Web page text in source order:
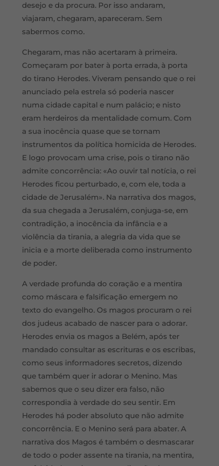
desejo e da procura. Por isso andaram,
viajaram, chegaram, apareceram. Sem
sabermos como.
Chegaram, mas não acertaram à primeira.
Começaram por bater à porta errada, à porta
do tirano Herodes. Viveram pensando que o rei
anunciado pela estrela só poderia nascer
numa cidade capital e num palácio; e nisto
eram herdeiros da mentalidade comum. Com
a sua inocência quase que se tornam
instrumentos da política homicida de Herodes.
E logo provocam uma crise, pois o tirano não
admite concorrência: «Ao ouvir tal notícia, o rei
Herodes ficou perturbado, e, com ele, toda a
cidade de Jerusalém». Na narrativa dos magos,
da sua chegada a Jerusalém, conjuga-se, em
contradição, a inocência da infância e a
violência da tirania, a alegria da vida que se
inicia e a morte deliberada como instrumento
de poder.
A verdade profunda do coração e a mentira
como máscara e falsificação emergem no
texto do evangelho. Os magos procuram o rei
dos judeus acabado de nascer para o adorar.
Herodes envia os magos a Belém, após ter
mandado consultar as escrituras e os escribas,
como seus informadores secretos, dizendo
que também quer ir adorar o Menino. Mas
sabemos que o seu dizer era falso, não
correspondia à verdade do seu sentir. Em
Herodes há poder absoluto que não admite
concorrência. E o Menino será para abater. A
narrativa dos Magos é também o desmascarar
de todo o poder assente na tirania, na mentira,